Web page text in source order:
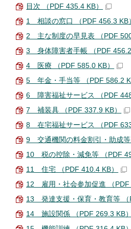
目次 （PDF 435.4 KB）
1 相談の窓口 （PDF 456.3 KB
2 主な制度の早見表 （PDF
3 身体障害者手帳 （PDF 456.2
4 医療 （PDF 585.0 KB）
5 年金・手当等 （PDF 586.2
6 障害福祉サービス （PDF
7 補装具 （PDF 337.9 KB）
8 在宅福祉サービス （PDF
9 交通機関の料金割引・助成等
10 税の控除・減免等 （PDF
11 住宅 （PDF 410.4 KB）
12 雇用・社会参加促進 （PDF
13 発達支援・保育・教育等 （
14 施設関係 （PDF 269.3 KB）